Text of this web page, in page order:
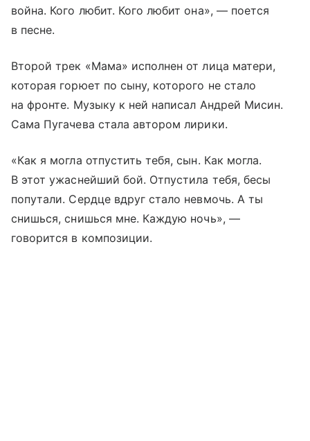
война. Кого любит. Кого любит она», — поется
в песне.
Второй трек «Мама» исполнен от лица матери,
которая горюет по сыну, которого не стало
на фронте. Музыку к ней написал Андрей Мисин.
Сама Пугачева стала автором лирики.
«Как я могла отпустить тебя, сын. Как могла.
В этот ужаснейший бой. Отпустила тебя, бесы
попутали. Сердце вдруг стало невмочь. А ты
снишься, снишься мне. Каждую ночь», —
говорится в композиции.